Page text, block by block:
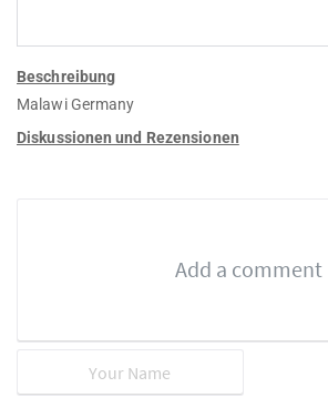
Beschreibung
Malawi Germany
Diskussionen und Rezensionen